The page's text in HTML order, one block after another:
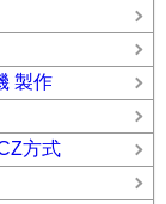
製作
方式